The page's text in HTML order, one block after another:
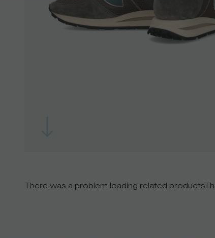
There was a problem loading related products